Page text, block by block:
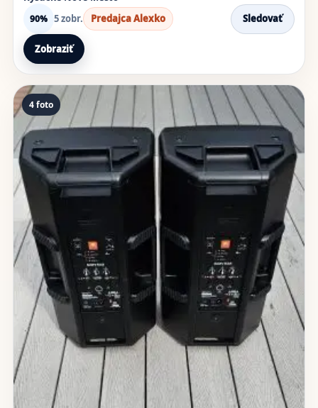
90% 5 zobr. Predajca Alexko Sledovať
Zobraziť
4 foto